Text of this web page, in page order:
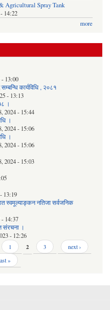
Agricultural Spray Tank
14:22
more
- 13:00
कार्यविधि , २०८१
- 13:13
।
2024 - 15:44
।
2024 - 15:06
।
2024 - 15:06
2024 - 15:03
13:19
स्वमूल्याङ्कन नतिजा सर्वजनिक
- 14:37
संरचना ।
- 12:26
1 2 3
next ›
»